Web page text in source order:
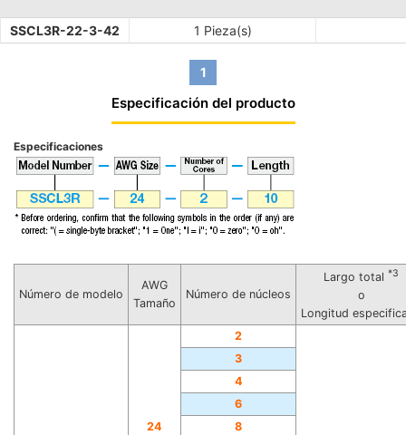
SSCL3R-22-3-42 1 Pieza(s)
1
Especificación del producto
Especificaciones
Número de modelo
AWG
Tamaño
Número de núcleos
Largo total *3
o
Longitud
24
2
3
4
6
8